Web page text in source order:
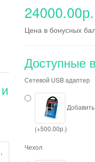
24000.00р.
Цена в бонусных
Доступные
Сетевой USB адаптер
(+500.00р.)
Чехол